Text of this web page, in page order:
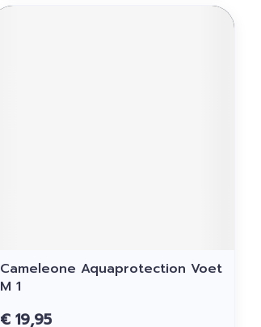
Cameleone Aquaprotection Voet
M 1
€ 19,95